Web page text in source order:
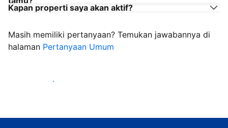
Kapan properti saya akan aktif?
Masih memiliki pertanyaan? Temukan jawabannya di
halaman Pertanyaan Umum
Mulai sambut tamu